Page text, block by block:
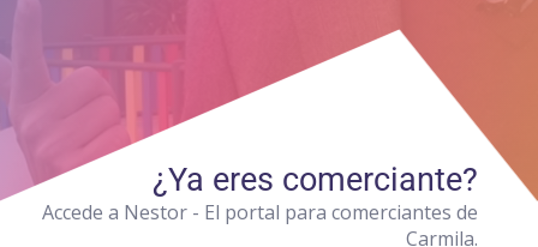
¿Ya eres comerciante?
Accede a Nestor - El portal para comerciantes de
Carmila.